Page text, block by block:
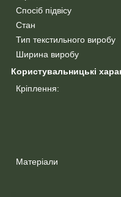
Спосіб підвісу
Стан
Тип текстильного виробу
Ширина виробу
Користувальницькі
Кріплення:
Матеріали